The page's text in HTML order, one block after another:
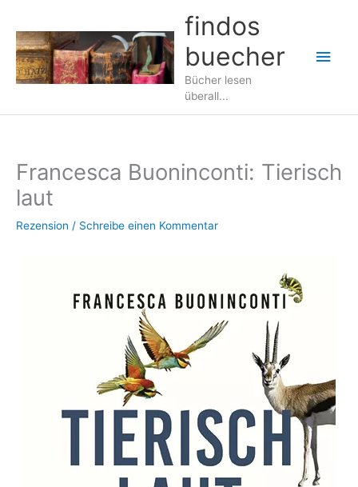
Inhalt
springen
findos
buecher
Bücher lesen
überall...
Francesca Buoninconti: Tierisch
laut
Rezension / Schreibe einen Kommentar